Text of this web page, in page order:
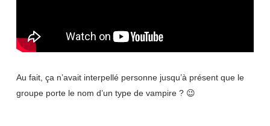
Au fait, ça n’avait interpellé personne jusqu’à présent que le
groupe porte le nom d’un type de vampire ? 😉